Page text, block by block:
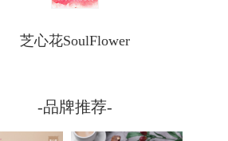
芝心花SoulFlower
-品牌推荐-